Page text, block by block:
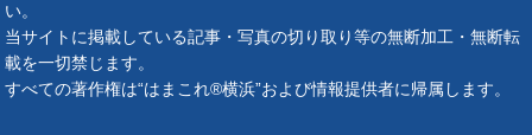
い。
当サイトに掲載している記事・写真の切り取り等の無断加工・無断転
載を一切禁じます。
すべての著作権は“はまこれ®横浜”および情報提供者に帰属します。